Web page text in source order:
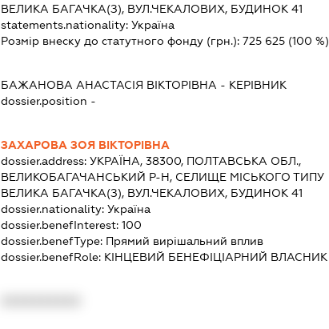
ВЕЛИКА БАГАЧКА(З), ВУЛ.ЧЕКАЛОВИХ, БУДИНОК 41
statements.nationality: Україна
Розмір внеску до статутного фонду (грн.): 725 625(100 %)
БАЖАНОВА АНАСТАСІЯ ВІКТОРІВНА - КЕРІВНИК
dossier.position -
ЗАХАРОВА ЗОЯ ВІКТОРІВНА
dossier.address: УКРАЇНА, 38300, ПОЛТАВСЬКА ОБЛ.,
ВЕЛИКОБАГАЧАНСЬКИЙ Р-Н, СЕЛИЩЕ МІСЬКОГО ТИПУ
ВЕЛИКА БАГАЧКА(З), ВУЛ.ЧЕКАЛОВИХ, БУДИНОК 41
dossier.nationality: Україна
dossier.benefInterest: 100
dossier.benefType: Прямий вирішальний вплив
dossier.benefRole: КІНЦЕВИЙ БЕНЕФІЦІАРНИЙ ВЛАСНИК